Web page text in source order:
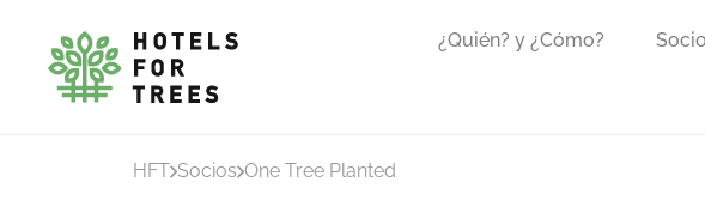
¿Quién? y ¿Cómo?
HFT Socios One Tree Planted